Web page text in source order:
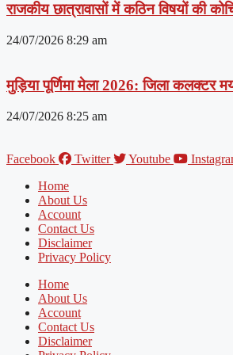
राजकीय छात्रावासों में कठिन विषयों की
24/07/2026 8:29 am
मुड़िया पूर्णिमा मेला 2026: जिला कलक्टर
24/07/2026 8:25 am
Facebook Twitter Youtube
Home
About Us
Account
Contact Us
Disclaimer
Privacy Policy
Home
About Us
Account
Contact Us
Disclaimer